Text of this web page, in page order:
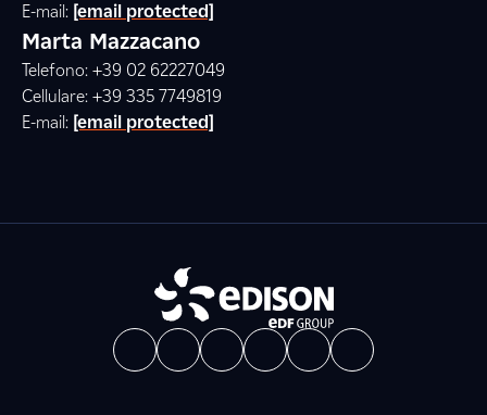
E-mail: [email protected]
Marta Mazzacano
Telefono: +39 02 62227049
Cellulare: +39 335 7749819
E-mail: [email protected]